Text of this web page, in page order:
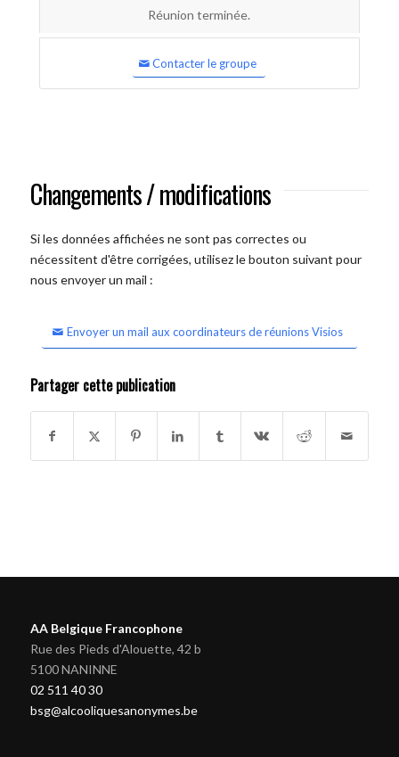
Réunion terminée.
Contacter le groupe
Changements / modifications
Si les données affichées ne sont pas correctes ou
nécessitent d'être corrigées, utilisez le bouton suivant pour
nous envoyer un mail :
Envoyer un mail aux coordinateurs de réunions Visios
Partager cette publication
AA Belgique Francophone
Rue des Pieds d'Alouette, 42 b
5100 NANINNE
02 511 40 30
bsg@alcooliquesanonymes.be